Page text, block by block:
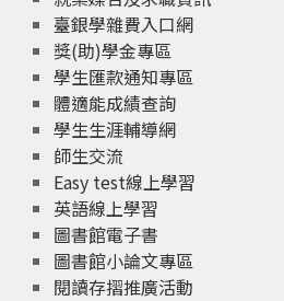
臺銀學雜費入口網
獎(助)學金專區
學生匯款通知專區
體適能成績查詢
學生生涯輔導網
師生交流
Easy test線上學習
英語線上學習
圖書館電子書
圖書館小論文專區
閱讀存摺推廣活動